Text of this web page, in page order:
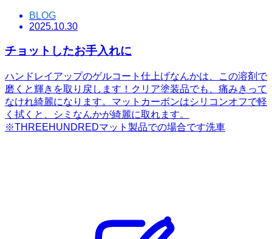
BLOG
2025.10.30
チョットしたお手入れに
ハンドレイアップのゲルコート仕上げなんかは、この溶剤で
磨くと輝きを取り戻します！クリア塗装品でも、痛みきって
なけれ綺麗になります。マットカーボンはシリコンオフで軽
く拭くと、シミなんかが綺麗に取れます。
※THREEHUNDREDマット製品での場合です洗車